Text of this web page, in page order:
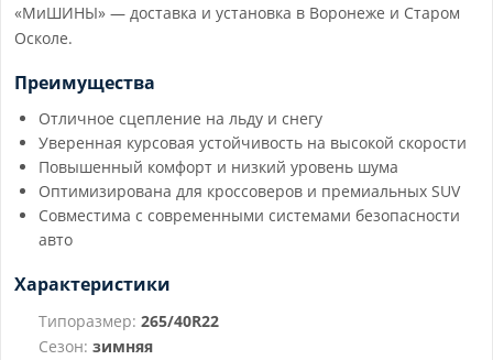
«МиШИНЫ» — доставка и установка в Воронеже и Старом
Осколе.
Преимущества
Отличное сцепление на льду и снегу
Уверенная курсовая устойчивость на высокой скорости
Повышенный комфорт и низкий уровень шума
Оптимизирована для кроссоверов и премиальных SUV
Совместима с современными системами безопасности
авто
Характеристики
Типоразмер: 265/40R22
Сезон: зимняя